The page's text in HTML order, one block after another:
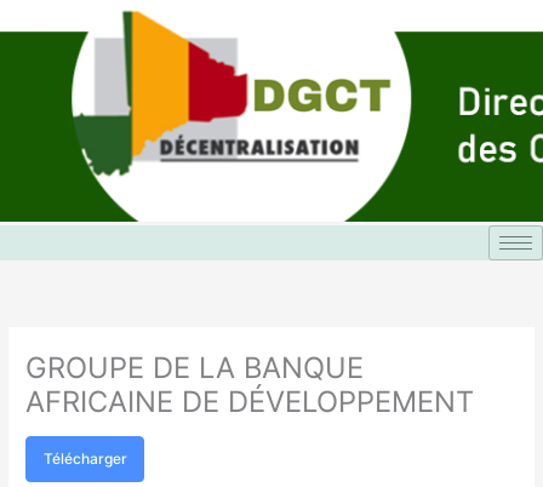
au
GROUPE DE LA BANQUE
AFRICAINE DE DÉVELOPPEMENT
Télécharger